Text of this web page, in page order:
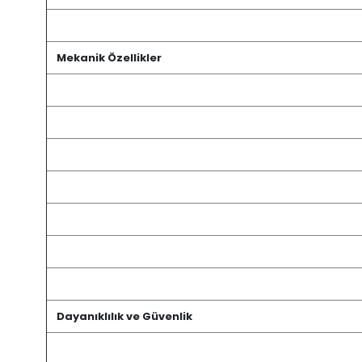
Mekanik Özellikler
Dayanıklılık ve Güvenlik